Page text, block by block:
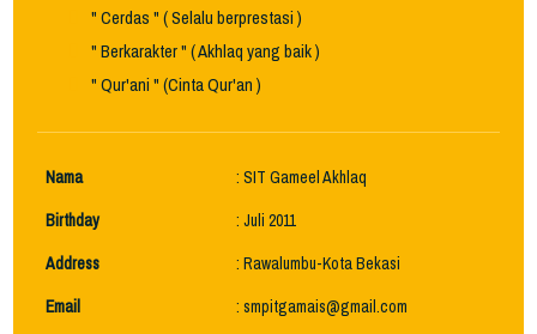
" Cerdas " ( Selalu berprestasi )
" Berkarakter " ( Akhlaq yang baik )
" Qur'ani " (Cinta Qur'an )
Nama
: SIT Gameel Akhlaq
Birthday
: Juli 2011
Address
: Rawalumbu-Kota Bekasi
Email
:smpitgamais@gmail.com